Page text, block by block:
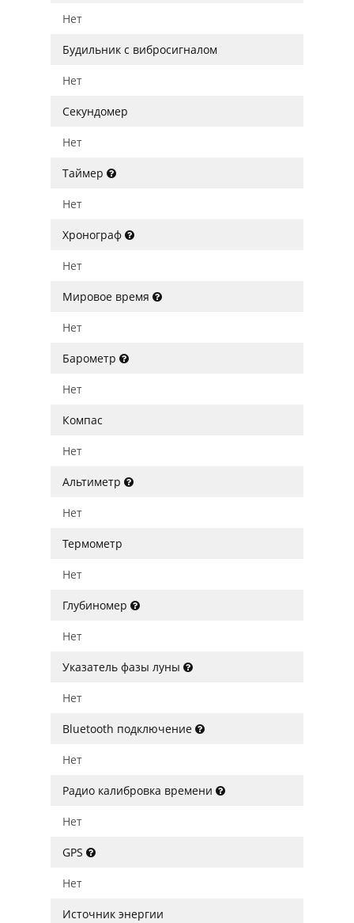
Нет
Будильник с вибросигналом
Нет
Секундомер
Нет
Таймер
Нет
Хронограф
Нет
Мировое время
Нет
Барометр
Нет
Компас
Нет
Альтиметр
Нет
Термометр
Нет
Глубиномер
Нет
Указатель фазы луны
Нет
Bluetooth подключение
Нет
Радио калибровка времени
Нет
GPS
Нет
Источник энергии